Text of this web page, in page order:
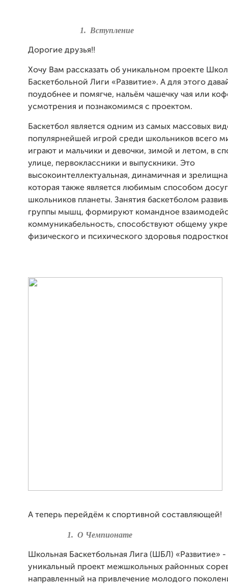
1. Вступление
Дорогие друзья!!
Хочу Вам рассказать об уникальном проекте
Баскетбольной Лиги «Развитие». А для этого
поудобнее и помягче, нальём чашечку чая или
усмотрения и познакомимся с проектом.
Баскетбол является одним из самых массовых
популярнейшей игрой среди школьников всего
играют и мальчики и девочки, зимой и летом, в
улице, первоклассники и выпускники. Это
высокоинтеллектуальная, динамичная и
которая также является любимым способом
школьников планеты. Занятия баскетболом
группы мышц, формируют командное
коммуникабельность, способствуют общему
физического и психического здоровья
А теперь перейдём к спортивной составляющей!
1. О Чемпионате
Школьная Баскетбольная Лига (ШБЛ) «Развитие» -
уникальный проект межшкольных районных
направленный на привлечение молодого